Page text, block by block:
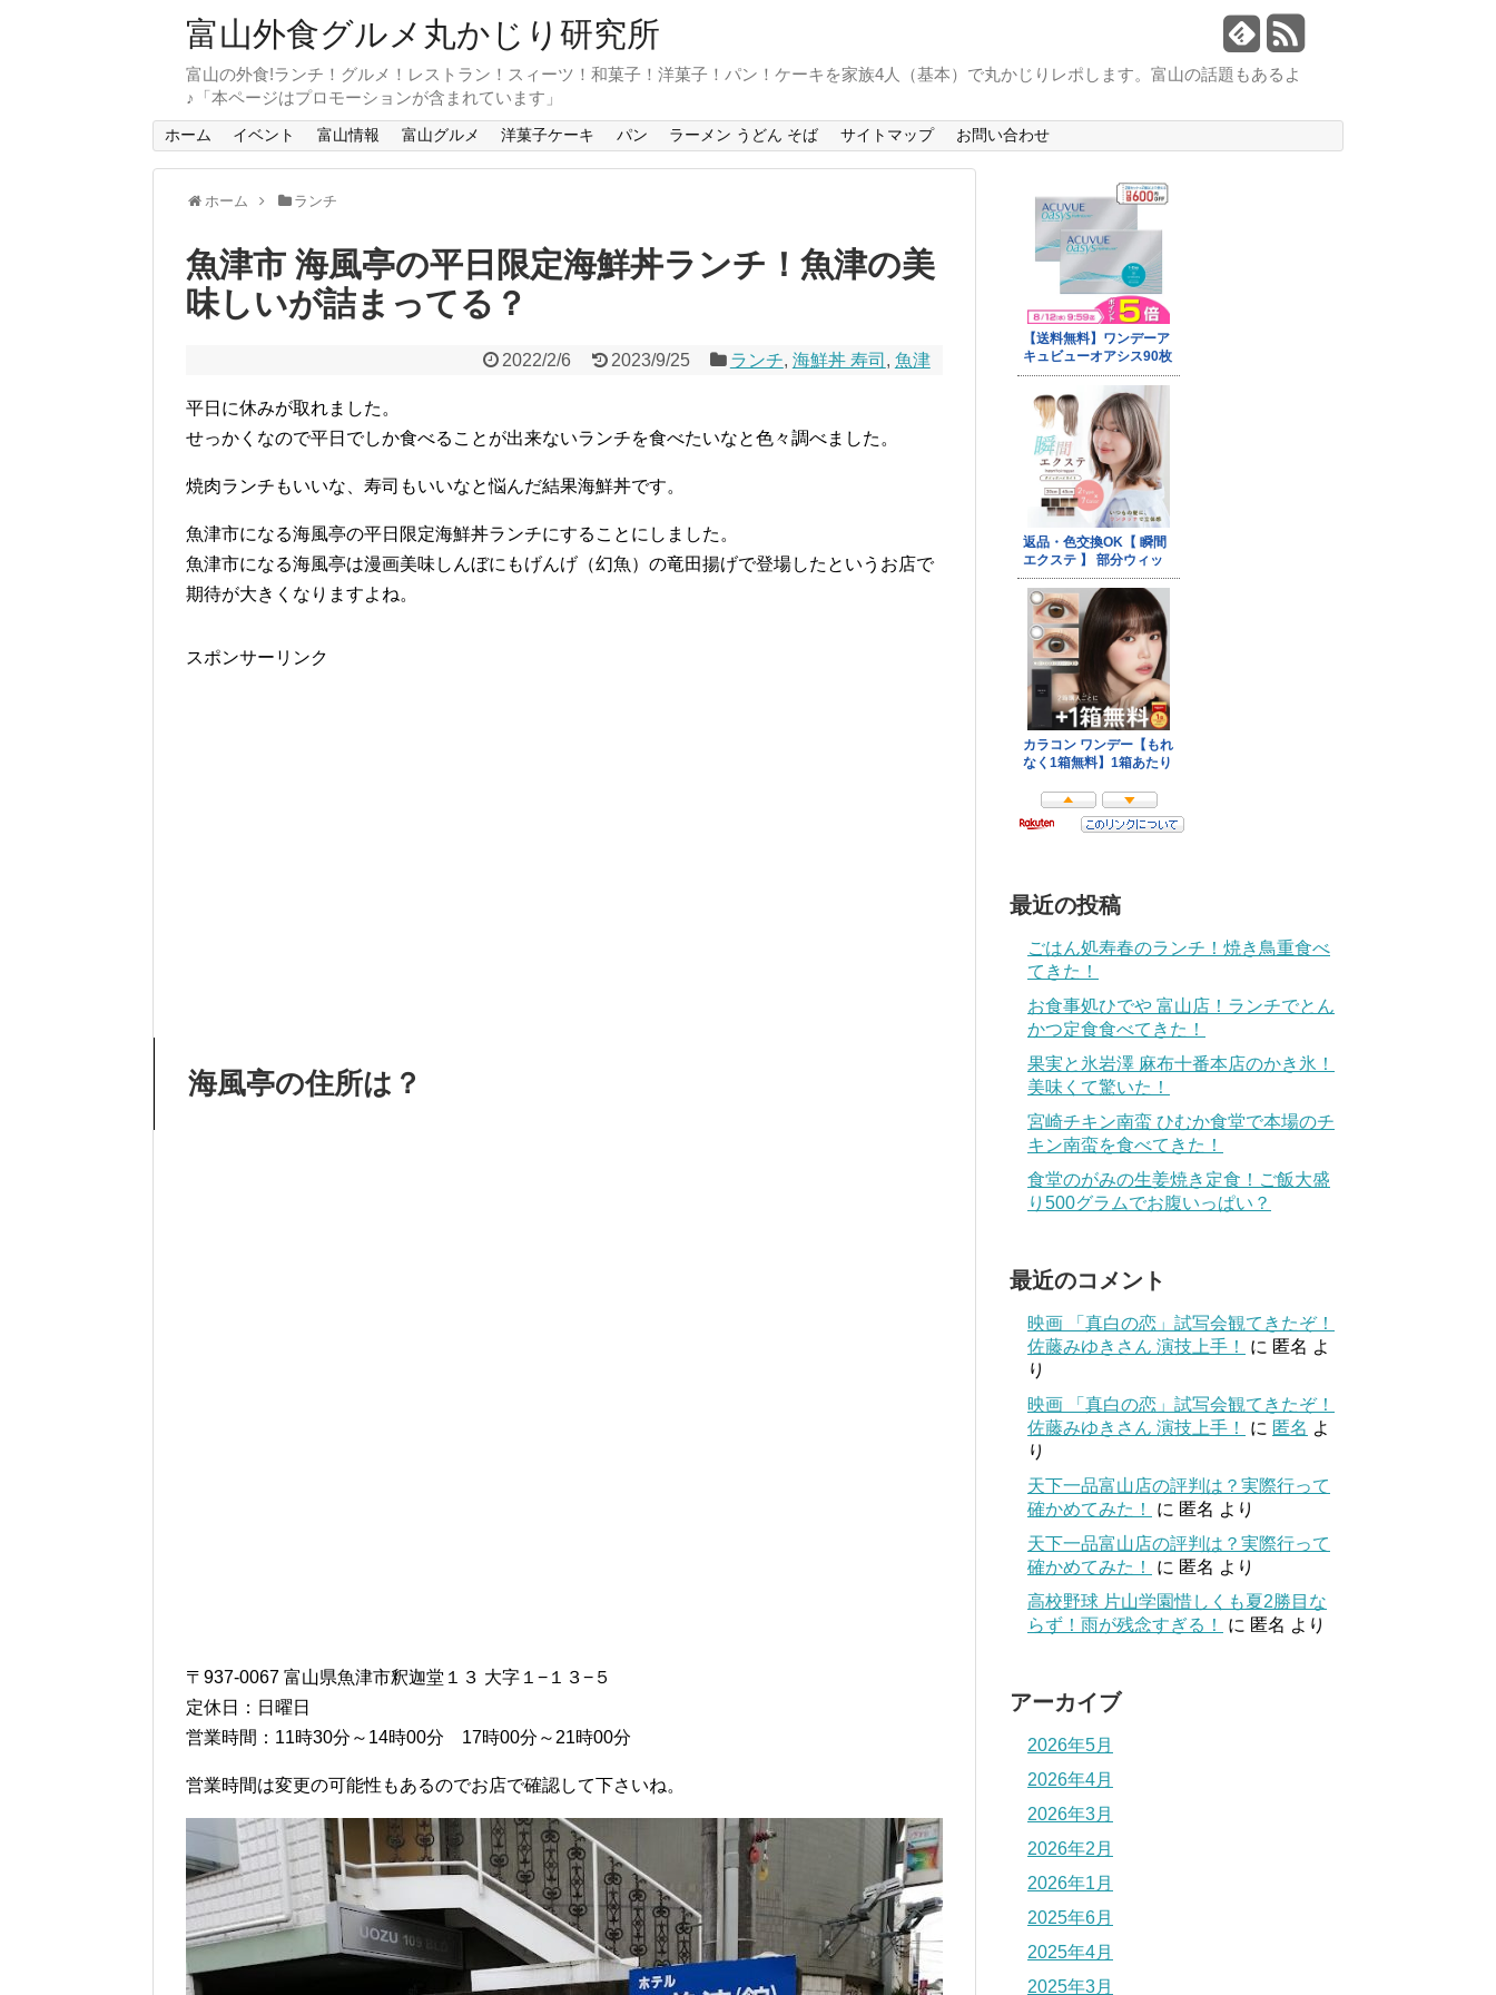
富山外食グルメ丸かじり研究所
富山の外食!ランチ！グルメ！レストラン！スィーツ！和菓子！洋菓子！パン！ケーキを家族4人（基本）で丸かじりレポします。富山の話題もあるよ
♪「本ページはプロモーションが含まれています」
ホーム イベント 富山情報 富山グルメ 洋菓子ケーキ パン ラーメン うどん そば サイトマップ お問い合わせ
ホーム ランチ
魚津市 海風亭の平日限定海鮮丼ランチ！魚津の美
味しいが詰まってる？
2022/2/6 2023/9/25 ランチ, 海鮮丼 寿司 , 魚津
平日に休みが取れました。
せっかくなので平日でしか食べることが出来ないランチを食べたいなと色々調べました。
焼肉ランチもいいな、寿司もいいなと悩んだ結果海鮮丼です。
魚津市になる海風亭の平日限定海鮮丼ランチにすることにしました。
魚津市になる海風亭は漫画美味しんぼにもげんげ（幻魚）の竜田揚げで登場したというお店で
期待が大きくなりますよね。
スポンサーリンク
海風亭の住所は？
〒937-0067 富山県魚津市釈迦堂１３ 大字１−１３−５
定休日：日曜日
営業時間：11時30分～14時00分 17時00分～21時00分
営業時間は変更の可能性もあるのでお店で確認して下さいね。
最近の投稿
ごはん処寿春のランチ！焼き鳥重食べ
てきた！
お食事処ひでや 富山店！ランチでとん
かつ定食食べてきた！
果実と氷岩澤 麻布十番本店のかき氷！
美味くて驚いた！
宮崎チキン南蛮 ひむか食堂で本場のチ
キン南蛮を食べてきた！
食堂のがみの生姜焼き定食！ご飯大盛
り500グラムでお腹いっぱい？
最近のコメント
映画 「真白の恋」試写会観てきたぞ！
佐藤みゆきさん 演技上手！
に 匿名 よ
り
映画 「真白の恋」試写会観てきたぞ！
佐藤みゆきさん 演技上手！
に 匿名 よ
り
天下一品富山店の評判は？実際行って
確かめてみた！
に 匿名 より
天下一品富山店の評判は？実際行って
確かめてみた！
に 匿名 より
高校野球 片山学園惜しくも夏2勝目な
らず！雨が残念すぎる！
に 匿名 より
アーカイブ
2026年5月
2026年4月
2026年3月
2026年2月
2026年1月
2025年6月
2025年4月
2025年3月